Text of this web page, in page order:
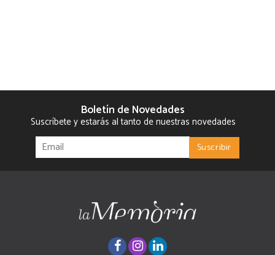
Boletín de Novedades
Suscríbete y estarás al tanto de nuestras novedades